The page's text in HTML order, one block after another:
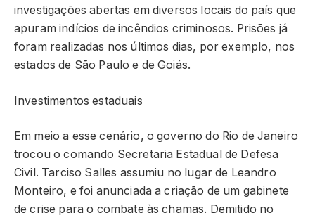
investigações abertas em diversos locais do país que
apuram indícios de incêndios criminosos. Prisões já
foram realizadas nos últimos dias, por exemplo, nos
estados de São Paulo e de Goiás.
Investimentos estaduais
Em meio a esse cenário, o governo do Rio de Janeiro
trocou o comando Secretaria Estadual de Defesa
Civil. Tarciso Salles assumiu no lugar de Leandro
Monteiro, e foi anunciada a criação de um gabinete
de crise para o combate às chamas. Demitido no